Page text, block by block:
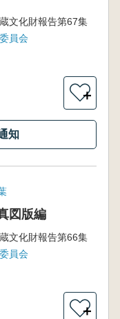
文化財報告第67集
員会
＋
知
図版編
文化財報告第66集
員会
＋